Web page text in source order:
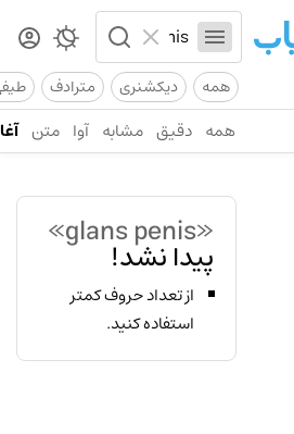
همه دیکشنری مترادف
همه دقیق مشابه آوا متن
«glans penis»
پیدا نشد!
از تعداد حروف کمتر
استفاده کنید.